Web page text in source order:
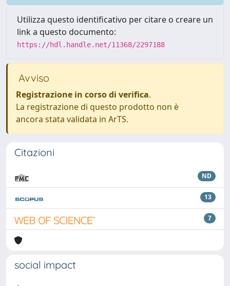
Utilizza questo identificativo per citare o creare un
link a questo documento:
https://hdl.handle.net/11368/2297188
Avviso
Registrazione in corso di verifica.
La registrazione di questo prodotto non è
ancora stata validata in ArTS.
Citazioni
ND
13
7
social impact